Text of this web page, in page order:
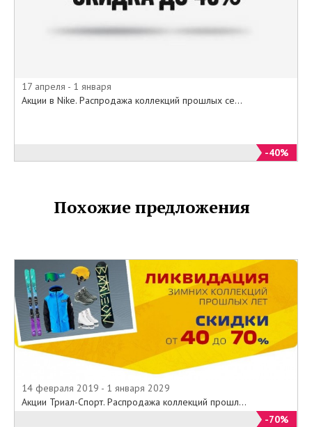
И многое другое.
Приходите в наши салоны, или
выбирайте из специального
долго мечтали по минимальным.
17 апреля - 1 января
Акции в Nike. Распродажа коллекций прошлых се...
-40%
Похожие предложения
14 февраля 2019 - 1 января 2029
Акции Триал-Спорт. Распродажа коллекций прошл...
-70%